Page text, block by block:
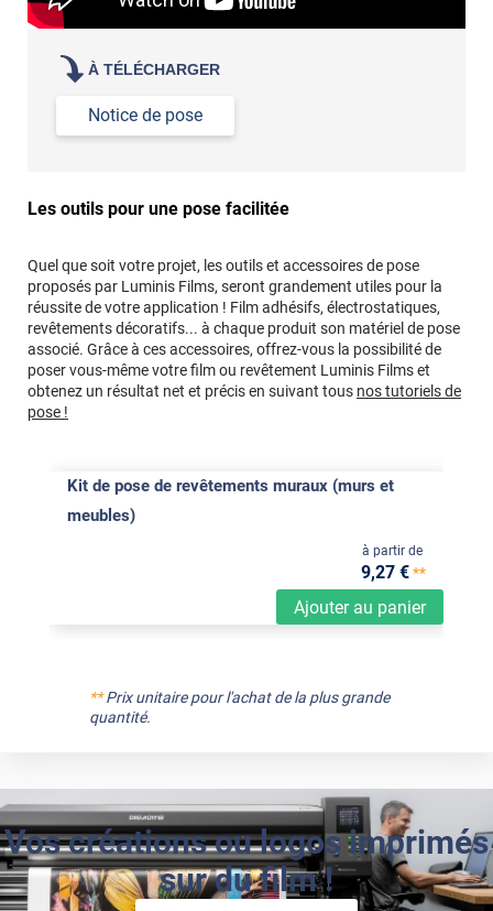
À TÉLÉCHARGER
Notice de pose
Les outils pour une pose facilitée
Quel que soit votre projet, les outils et accessoires de pose
proposés par Luminis Films, seront grandement utiles pour la
réussite de votre application ! Film adhésifs, électrostatiques,
revêtements décoratifs... à chaque produit son matériel de pose
associé. Grâce à ces accessoires, offrez-vous la possibilité de
poser vous-même votre film ou revêtement Luminis Films et
obtenez un résultat net et précis en suivant tous nos tutoriels de
pose !
Kit de pose de revêtements muraux (murs et
meubles)
Ajouter au panier
à partir de
9,27 €**
**Prix unitaire pour l'achat de la plus grande
quantité.
Vos créations ou logos imprimés
sur du film !